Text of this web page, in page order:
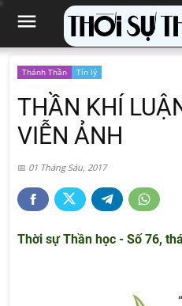
Thánh Thần Tín lý
THẦN KHÍ
VIỄN ẢNH
01 Tháng Sáu, 2017
Thời sự Thần học - Số 76,